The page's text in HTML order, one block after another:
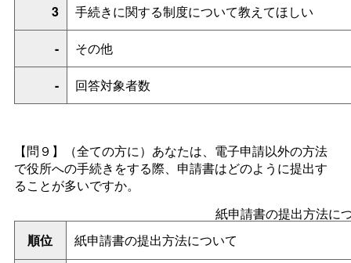
3 手続きに関する制度について教えてほしい
- その他
- 回答対象者数
【問９】
（全ての方に）あなたは、電子申請以外の方法
で役所への手続きをする際、申請書はどのように提出す
ることが多いですか。
紙申請書の提出方法に
順位
紙申請書の提出方法について